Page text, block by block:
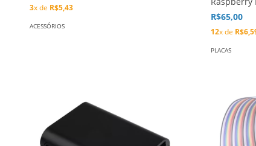
3x de R$5,43
ACESSÓRIOS
R$65,00
12x de
PLACAS